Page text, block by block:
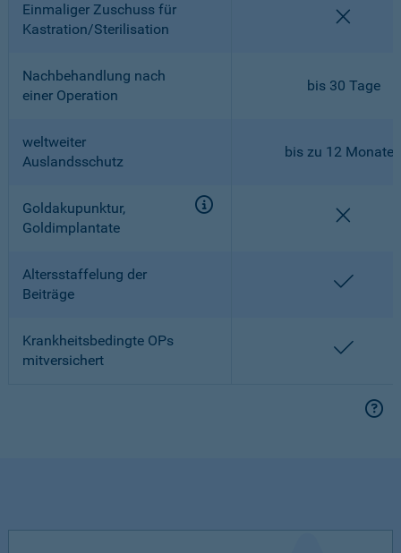
Einmaliger Zuschuss für
Kastration/Sterilisation
Nachbehandlung nach
einer Operation
bis 30 Tage
weltweiter
Auslandsschutz
bis zu 12 Monaten
Goldakupunktur,
Goldimplantate
Altersstaffelung der
Beiträge
Krankheitsbedingte OPs
mitversichert